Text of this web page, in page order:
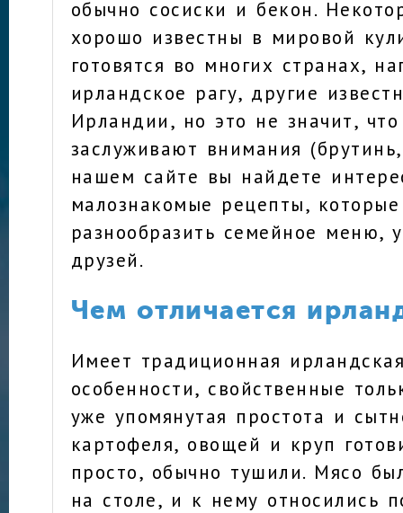
обычно сосиски и бекон.
хорошо известны в мировой
готовятся во многих странах,
ирландское рагу, другие
Ирландии, но это не значит,
заслуживают внимания
нашем сайте вы найдете
малознакомые рецепты, которые
разнообразить семейное меню,
друзей.
Чем отличается
Имеет традиционная
особенности, свойственные
уже упомянутая простота и
картофеля, овощей и круп
просто, обычно тушили. Мясо
на столе, и к нему относились